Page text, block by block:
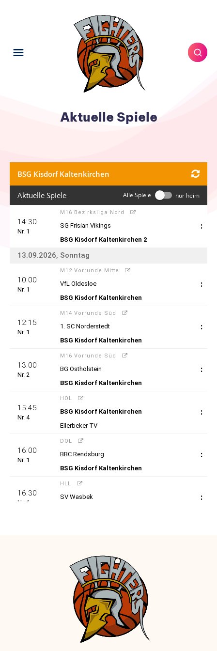
Aktuelle Spiele